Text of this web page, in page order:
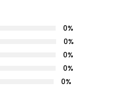
0%
0%
0%
0%
0%